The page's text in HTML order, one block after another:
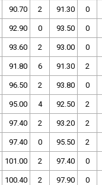
90.70 2 91.30 0
92.90 0 93.50 0
93.60 2 93.00 0
91.80 6 91.30 2
96.50 2 93.80 0
95.00 4 92.50 2
97.40 2 93.20 2
97.40 0 95.50 2
101.00 2 97.40 0
100.40 2 97.90 0